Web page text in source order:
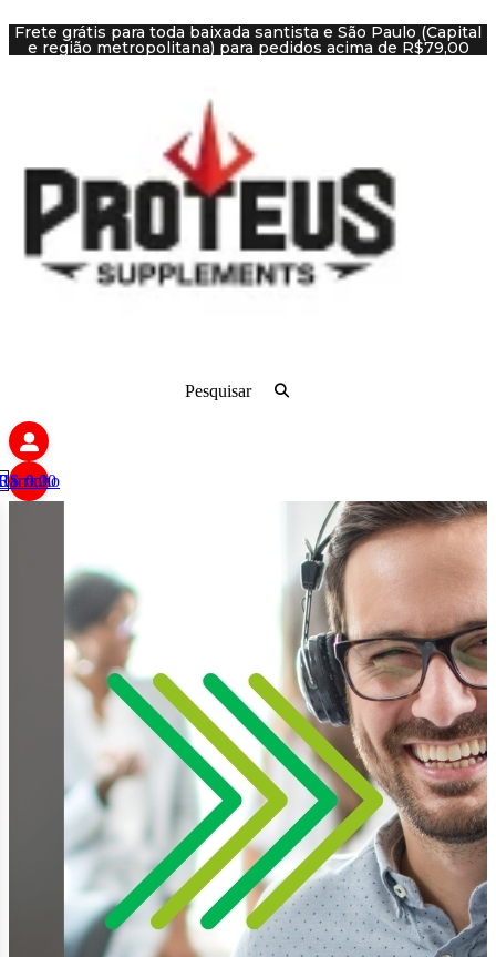
para
o
Frete grátis para toda baixada santista e São Paulo (Capital
e região metropolitana) para pedidos acima de R$79,00
Pesquisar
0,00
0